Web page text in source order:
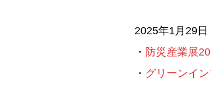
2025年1月29日
・ 防災産業展
・ グリーンイ